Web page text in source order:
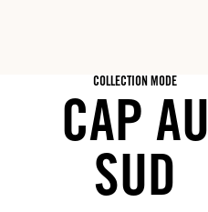
COLLECTION MODE
CAP
SUD